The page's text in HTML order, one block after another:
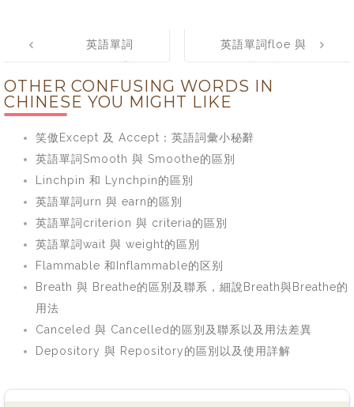
navigation
英語單詞
disparity的區別
英語單詞floe 與
OTHER CONFUSING WORDS IN
CHINESE YOU MIGHT LIKE
笑傲Except 及 Accept：英語詞彙小秘辭
英語單詞Smooth 與 Smoothe的區別
Linchpin 和 Lynchpin的區別
英語單詞urn 與 earn的區別
英語單詞criterion 與 criteria的區別
英語單詞wait 與 weight的區別
Flammable 和Inflammable的区别
Breath 與 Breathe的區別及聯系，細說Breath與Breathe的
用法
Canceled 與 Cancelled的區別及聯系以及用法差異
Depository 與 Repository的區別以及使用詳解